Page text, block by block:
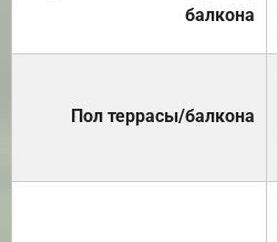
балкона
Пол террасы/балкона